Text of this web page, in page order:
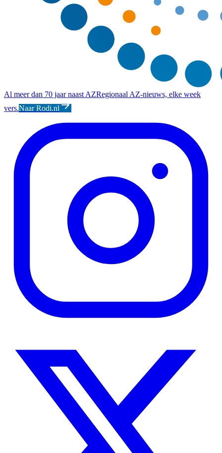
Al meer dan 70 jaar naast AZRegionaal AZ-nieuws, elke week
vers.Naar Rodi.nl